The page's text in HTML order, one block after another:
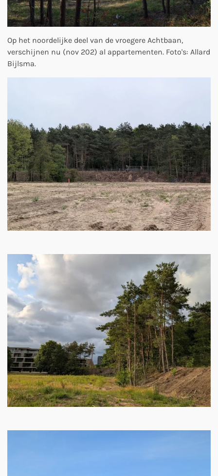
Op het noordelijke deel van de vroegere Achtbaan,
verschijnen nu (nov 202) al appartementen. Foto's: Allard
Bijlsma.